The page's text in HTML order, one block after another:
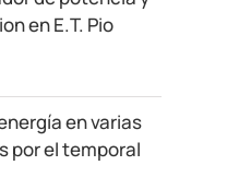
en E.T. Pio
en varias
por el temporal